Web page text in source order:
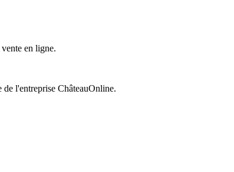
en ligne.
l'entreprise ChâteauOnline.